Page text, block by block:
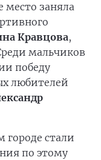
место заняла
Кравцова,
мальчиков
победу
любителей
стали
по этому